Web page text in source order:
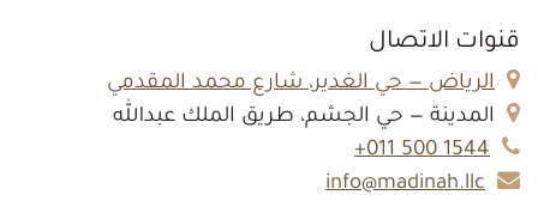
قنوات الاتصال
الرياض — حي الغدير، شارع محمد المقدمي
المدينة — حي الجشم، طريق الملك عبدالله
1544 500 011+
info@madinah.llc